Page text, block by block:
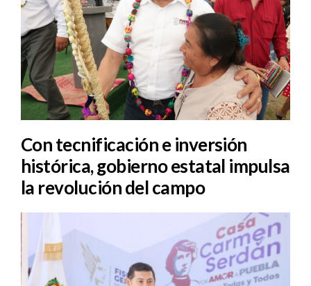
Con tecnificación e inversión
histórica, gobierno estatal impulsa
la revolución del campo